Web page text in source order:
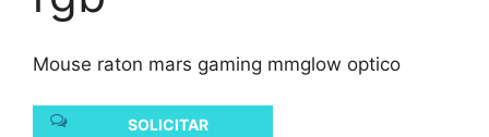
Mouse raton mars gaming mmglow optico
SOLICITAR